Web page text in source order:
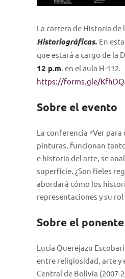
La carrera de Historia de
Historiográficas. En
que estará a cargo de la
12 p.m. en el aula H-112.
https://forms.gle/
Sobre el evento
La conferencia *Ver
pinturas, funcionan
e historia del arte, se
superficie. ¿Son fieles
abordará cómo los
representaciones y su
Sobre el ponente
Lucía Querejazu
entre religiosidad, arte y
Central de Bolivia (2007-